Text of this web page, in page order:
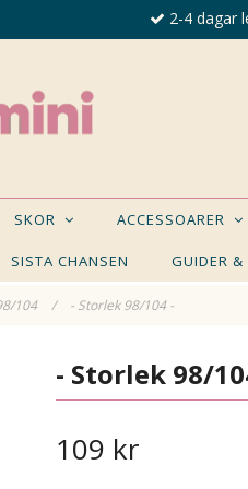
2-4 dagar
SKOR ACCESSOARER
SISTA CHANSEN GUIDER &
104 / - Storlek 98/104 -
KAN
- Storlek 98/
109 kr